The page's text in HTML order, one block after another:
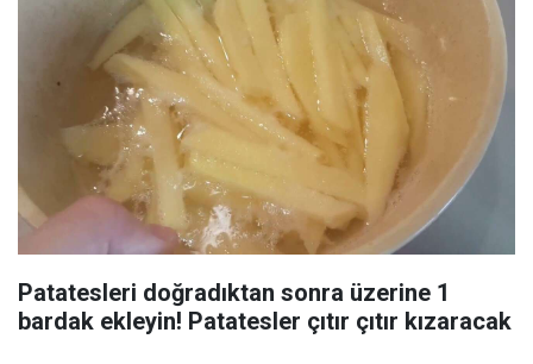
Patatesleri doğradıktan sonra üzerine 1
bardak ekleyin! Patatesler çıtır çıtır kızaracak